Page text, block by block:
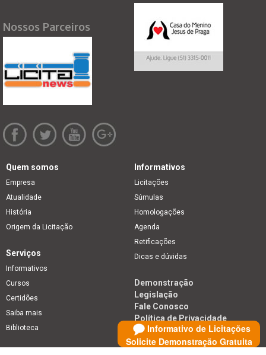
Informativo de Licitações
Solicite Demonstração Gratuita
Nossos Parceiros
Quem somos
Empresa
Atualidade
História
Origem da Licitação
Informativos
Licitações
Súmulas
Homologações
Agenda
Retificações
Dicas e dúvidas
Serviços
Informativos
Cursos
Certidões
Saiba mais
Biblioteca
Demonstração
Legislação
Fale Conosco
Política de Privacidade